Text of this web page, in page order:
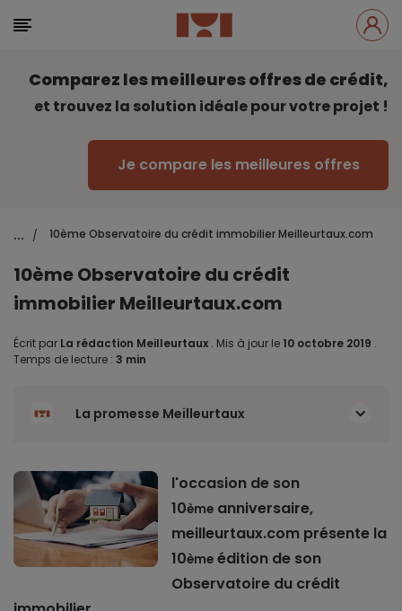
Comparez les meilleures offres de crédit,
et trouvez la solution idéale pour votre projet !
Je compare les meilleures offres
... / 10ème Observatoire du crédit immobilier Meilleurtaux.com
10ème Observatoire du crédit
immobilier Meilleurtaux.com
Écrit par La rédaction Meilleurtaux . Mis à jour le 10 octobre 2019 .
Temps de lecture : 3 min
La promesse Meilleurtaux
l'occasion de son
10ème anniversaire,
meilleurtaux.com présente la
10ème édition de son
Observatoire du crédit